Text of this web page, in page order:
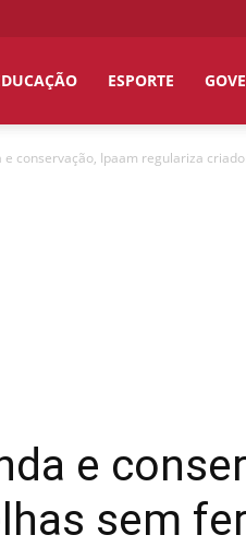
ESPORTE
e conservação, Ipaam regulariza
e
sem